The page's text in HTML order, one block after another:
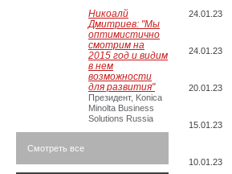
24.01.23
24.01.23
20.01.23
15.01.23
10.01.23
Никоалй
Дмитриев: "Мы
оптимистично
смотрим на
2015 год и видим
в нем
возможности
для развития"
Президент, Konica
Minolta Business
Solutions Russia
Смотреть все